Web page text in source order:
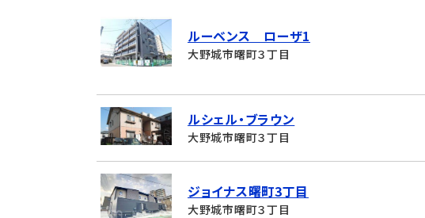
ルーベンス ローザ1
大野城市曙町３丁目
ルシェル・ブラウン
大野城市曙町３丁目
ジョイナス曙町3丁目
大野城市曙町３丁目